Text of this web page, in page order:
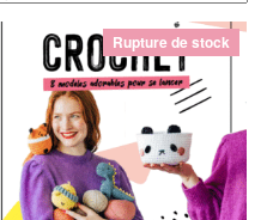
Rupture de stock